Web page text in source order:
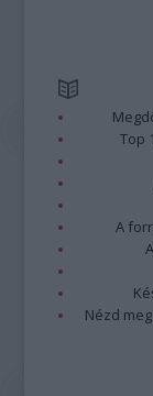
Top
A
Nézd